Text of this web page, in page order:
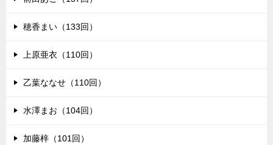
穂香まい（133回）
上原亜衣（110回）
乙葉ななせ（110回）
水澤まお（104回）
加藤梓（101回）